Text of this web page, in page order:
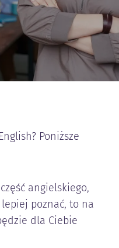
Poniższe
angielskiego,
lepiej poznać, to na
dla Ciebie